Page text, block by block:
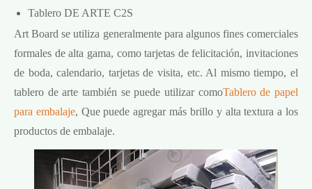
Tablero DE ARTE C2S
Art Board se utiliza generalmente para algunos fines comerciales
formales de alta gama, como tarjetas de felicitación, invitaciones
de boda, calendario, tarjetas de visita, etc. Al mismo tiempo, el
tablero de arte también se puede utilizar comoTablero de papel
para embalaje, Que puede agregar más brillo y alta textura a los
productos de embalaje.